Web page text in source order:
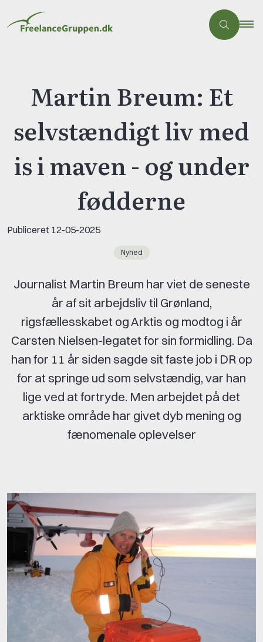
Martin Breum: Et
selvstændigt liv med
is i maven - og under
fødderne
Publiceret 12-05-2025
Nyhed
Journalist Martin Breum har viet de seneste
år af sit arbejdsliv til Grønland,
rigsfællesskabet og Arktis og modtog i år
Carsten Nielsen-legatet for sin formidling. Da
han for 11 år siden sagde sit faste job i DR op
for at springe ud som selvstændig, var han
lige ved at fortryde. Men arbejdet på det
arktiske område har givet dyb mening og
fænomenale oplevelser